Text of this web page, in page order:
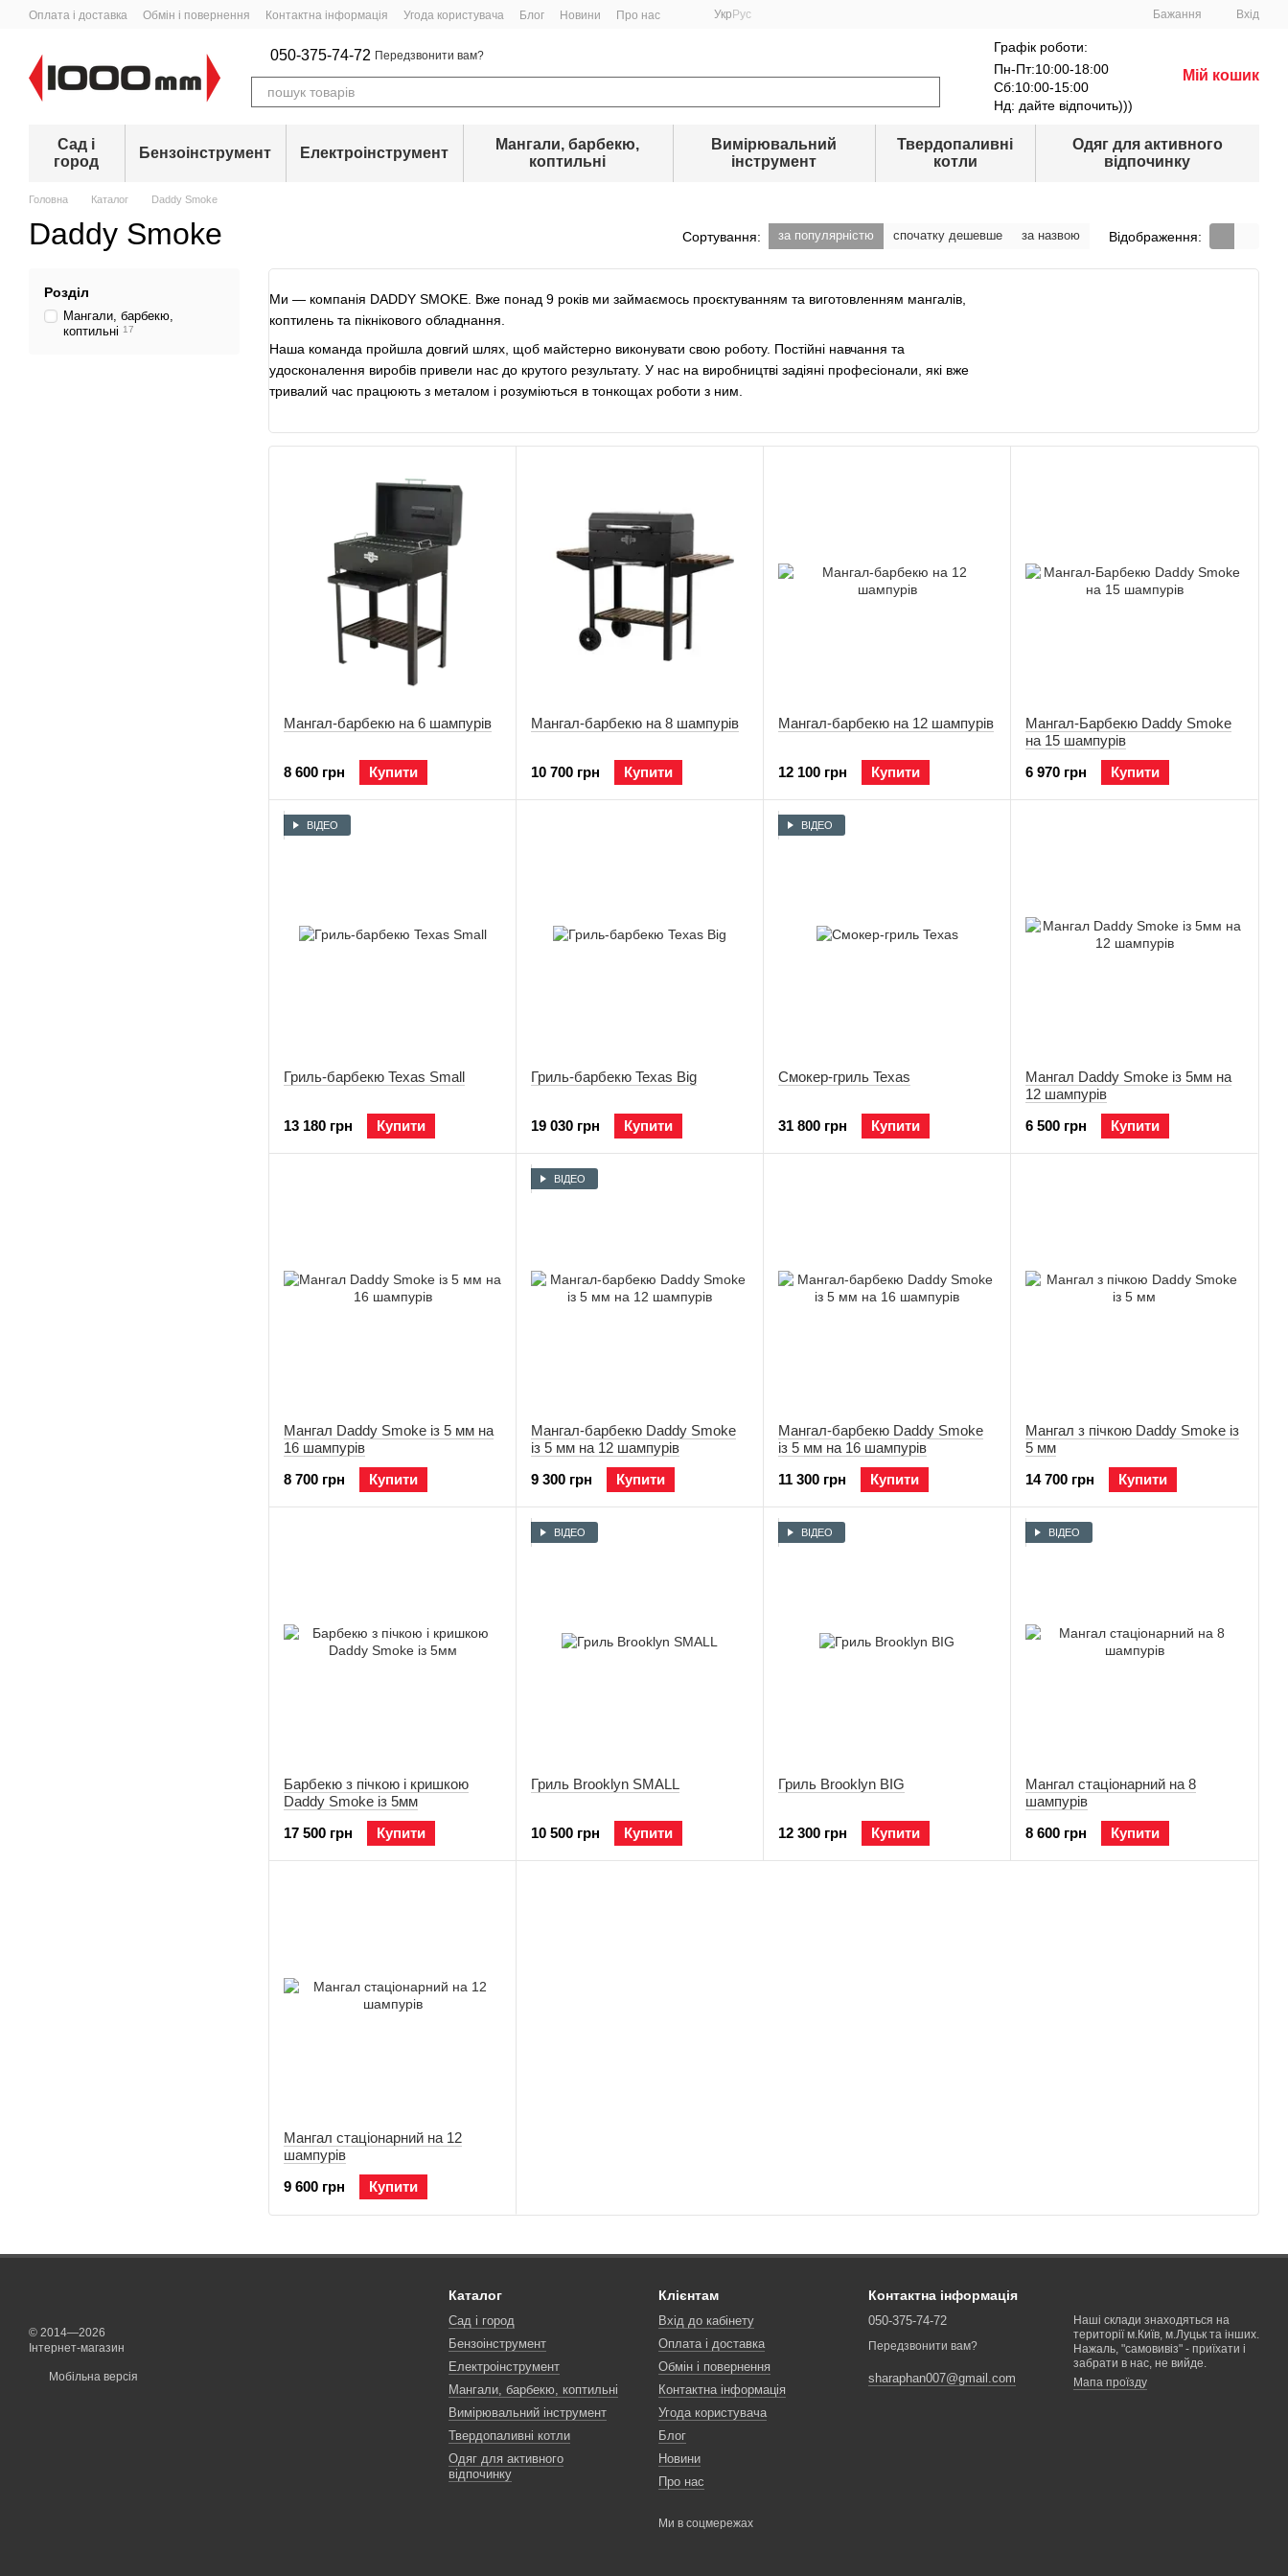
Перейти до основного контенту
Оплата і доставка Обмін і повернення Контактна інформація Угода користувача Блог Новини Про нас Укр Рус Бажання Вхід
050-375-74-72 Передзвонити вам?
Графік роботи:
Пн-Пт:10:00-18:00
Сб:10:00-15:00
Нд: дайте відпочить)))
Мій кошик
Сад і
город
Бензоінструмент Електроінструмент
Мангали, барбекю,
коптильні
Вимірювальний
інструмент
Твердопаливні
котли
Одяг для активного
відпочинку
Головна Каталог Daddy Smoke
Daddy Smoke Сортування: за популярністю спочатку дешевше за назвою Відображення:
Ми — компанія DADDY SMOKE. Вже понад 9 років ми займаємось проєктуванням та виготовленням мангалів,
коптилень та пікнікового обладнання.
Наша команда пройшла довгий шлях, щоб майстерно виконувати свою роботу. Постійні навчання та
удосконалення виробів привели нас до крутого результату. У нас на виробництві задіяні професіонали, які вже
тривалий час працюють з металом і розуміються в тонкощах роботи з ним.
та відгуки! Враховуємо їх на кожному подальшому етапі проєктування та виробництва. З кожним роком ми ростемо та покращуємо продукт.
Мангал-барбекю на 6 шампурів
8 600 грн Купити
Мангал-барбекю на 8 шампурів
10 700 грн Купити
Мангал-барбекю на 12 шампурів
12 100 грн Купити
Мангал-Барбекю Daddy Smoke
на 15 шампурів
6 970 грн
Купити
ВІДЕО
Гриль-барбекю Texas Small
13 180 грн Купити
Гриль-барбекю Texas Big
19 030 грн Купити
ВІДЕО
Смокер-гриль Texas
31 800 грн Купити
Мангал Daddy Smoke із 5мм на
12 шампурів
6 500 грн
Купити
Мангал Daddy Smoke із 5 мм на
16 шампурів
8 700 грн
Купити
ВІДЕО
Мангал-барбекю Daddy Smoke
із 5 мм на 12 шампурів
9 300 грн
Купити
Мангал-барбекю Daddy Smoke
із 5 мм на 16 шампурів
11 300 грн
Купити
Мангал з пічкою Daddy Smoke із
5 мм
14 700 грн
Купити
Барбекю з пічкою і кришкою
Daddy Smoke із 5мм
17 500 грн
Купити
ВІДЕО
Гриль Brooklyn SMALL
10 500 грн Купити
ВІДЕО
Гриль Brooklyn BIG
12 300 грн Купити
ВІДЕО
Мангал стаціонарний на 8
шампурів
8 600 грн
Купити
Мангал стаціонарний на 12
шампурів
9 600 грн
Купити
Розділ
Мангали, барбекю,
коптильні 17
© 2014—2026
Інтернет-магазин
Мобільна версія
Каталог
Сад і город
Бензоінструмент
Електроінструмент
Мангали, барбекю, коптильні
Вимірювальний інструмент
Твердопаливні котли
Одяг для активного
відпочинку
Клієнтам
Вхід до кабінету
Оплата і доставка
Обмін і повернення
Контактна інформація
Угода користувача
Блог
Новини
Про нас
Ми в соцмережах
Контактна інформація
050-375-74-72
Передзвонити вам?
sharaphan007@gmail.com
Наші склади знаходяться на
території м.Київ, м.Луцьк та інших.
Нажаль, "самовивіз" - приїхати і
забрати в нас, не вийде.
Мапа проїзду